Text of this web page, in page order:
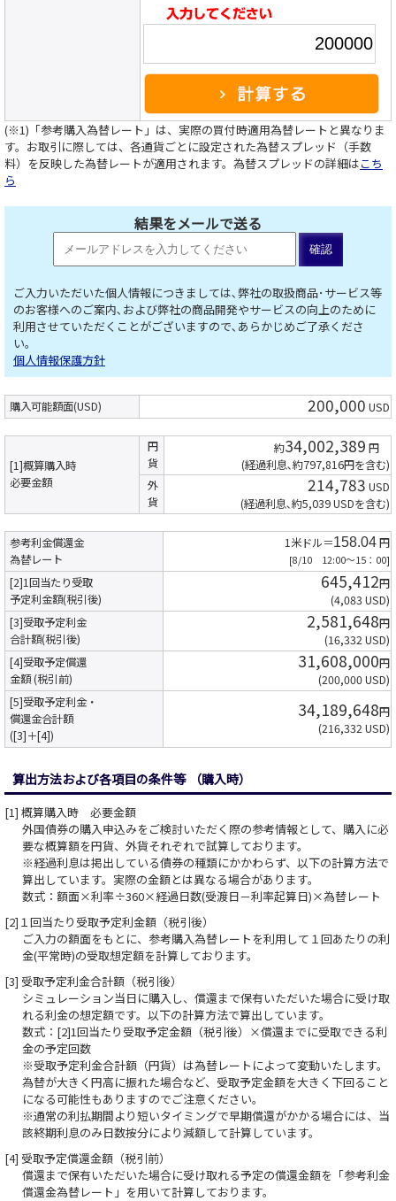
(※1)「参考購入為替レート」は、実際の買付時適用為替レートと異なりま
す。お取引に際しては、各通貨ごとに設定された為替スプレッド（手数
料）を反映した為替レートが適用されます。為替スプレッドの詳細はこち
ら
結果をメールで送る
ご入力いただいた個人情報につきましては､弊社の取扱商品･サービス等
のお客様へのご案内､および弊社の商品開発やサービスの向上のために
利用させていただくことがございますので､あらかじめご了承くださ
い。
個人情報保護方針
購入可能額面(USD) 200,000 USD
[1]概算購入時
必要金額
円
貨
約34,002,389 円
(経過利息､約797,816円を含む)
外
貨
214,783 USD
(経過利息､約5,039 USDを含む)
参考利金償還金
為替レート
1米ドル＝158.04円
[8/10 12:00～15：00]
[2]1回当たり受取
予定利金額(税引後)
645,412円
(4,083 USD)
[3]受取予定利金
合計額(税引後)
2,581,648円
(16,332 USD)
[4]受取予定償還
金額 (税引前)
31,608,000円
(200,000 USD)
[5]受取予定利金・
償還金合計額
([3]＋[4])
34,189,648円
(216,332 USD)
算出方法および各項目の条件等 （購入時）
[1] 概算購入時 必要金額
外国債券の購入申込みをご検討いただく際の参考情報として、購入に必
要な概算額を円貨、外貨それぞれで試算しております。
※経過利息は掲出している債券の種類にかかわらず、以下の計算方法で
算出しています。実際の金額とは異なる場合があります。
数式：額面×利率÷360×経過日数(受渡日－利率起算日)×為替レート
[2]１回当たり受取予定利金額（税引後）
ご入力の額面をもとに、参考購入為替レートを利用して１回あたりの利
金(平常時)の受取想定額を計算しております。
[3] 受取予定利金合計額（税引後）
シミュレーション当日に購入し、償還まで保有いただいた場合に受け取
れる利金の想定額です。以下の計算方法で算出しています。
数式：[2]1回当たり受取予定金額（税引後）×償還までに受取できる利
金の予定回数
※受取予定利金合計額（円貨）は為替レートによって変動いたします。
為替が大きく円高に振れた場合など、受取予定金額を大きく下回ること
になる可能性もありますのでご注意ください｡
※通常の利払期間より短いタイミングで早期償還がかかる場合には、当
該終期利息のみ日数按分により減額して計算しています。
[4] 受取予定償還金額（税引前）
償還まで保有いただいた場合に受け取れる予定の償還金額を「参考利金
償還金為替レート」を用いて計算しております。